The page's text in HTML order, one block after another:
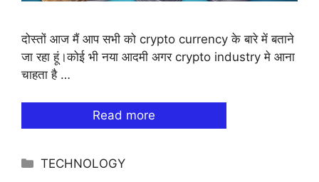
दोस्तों आज मैं आप सभी को crypto currency के बारे में बताने
जा रहा हूं।कोई भी नया आदमी अगर crypto industry मे आना
चाहता है …
Read more
Categories
TECHNOLOGY